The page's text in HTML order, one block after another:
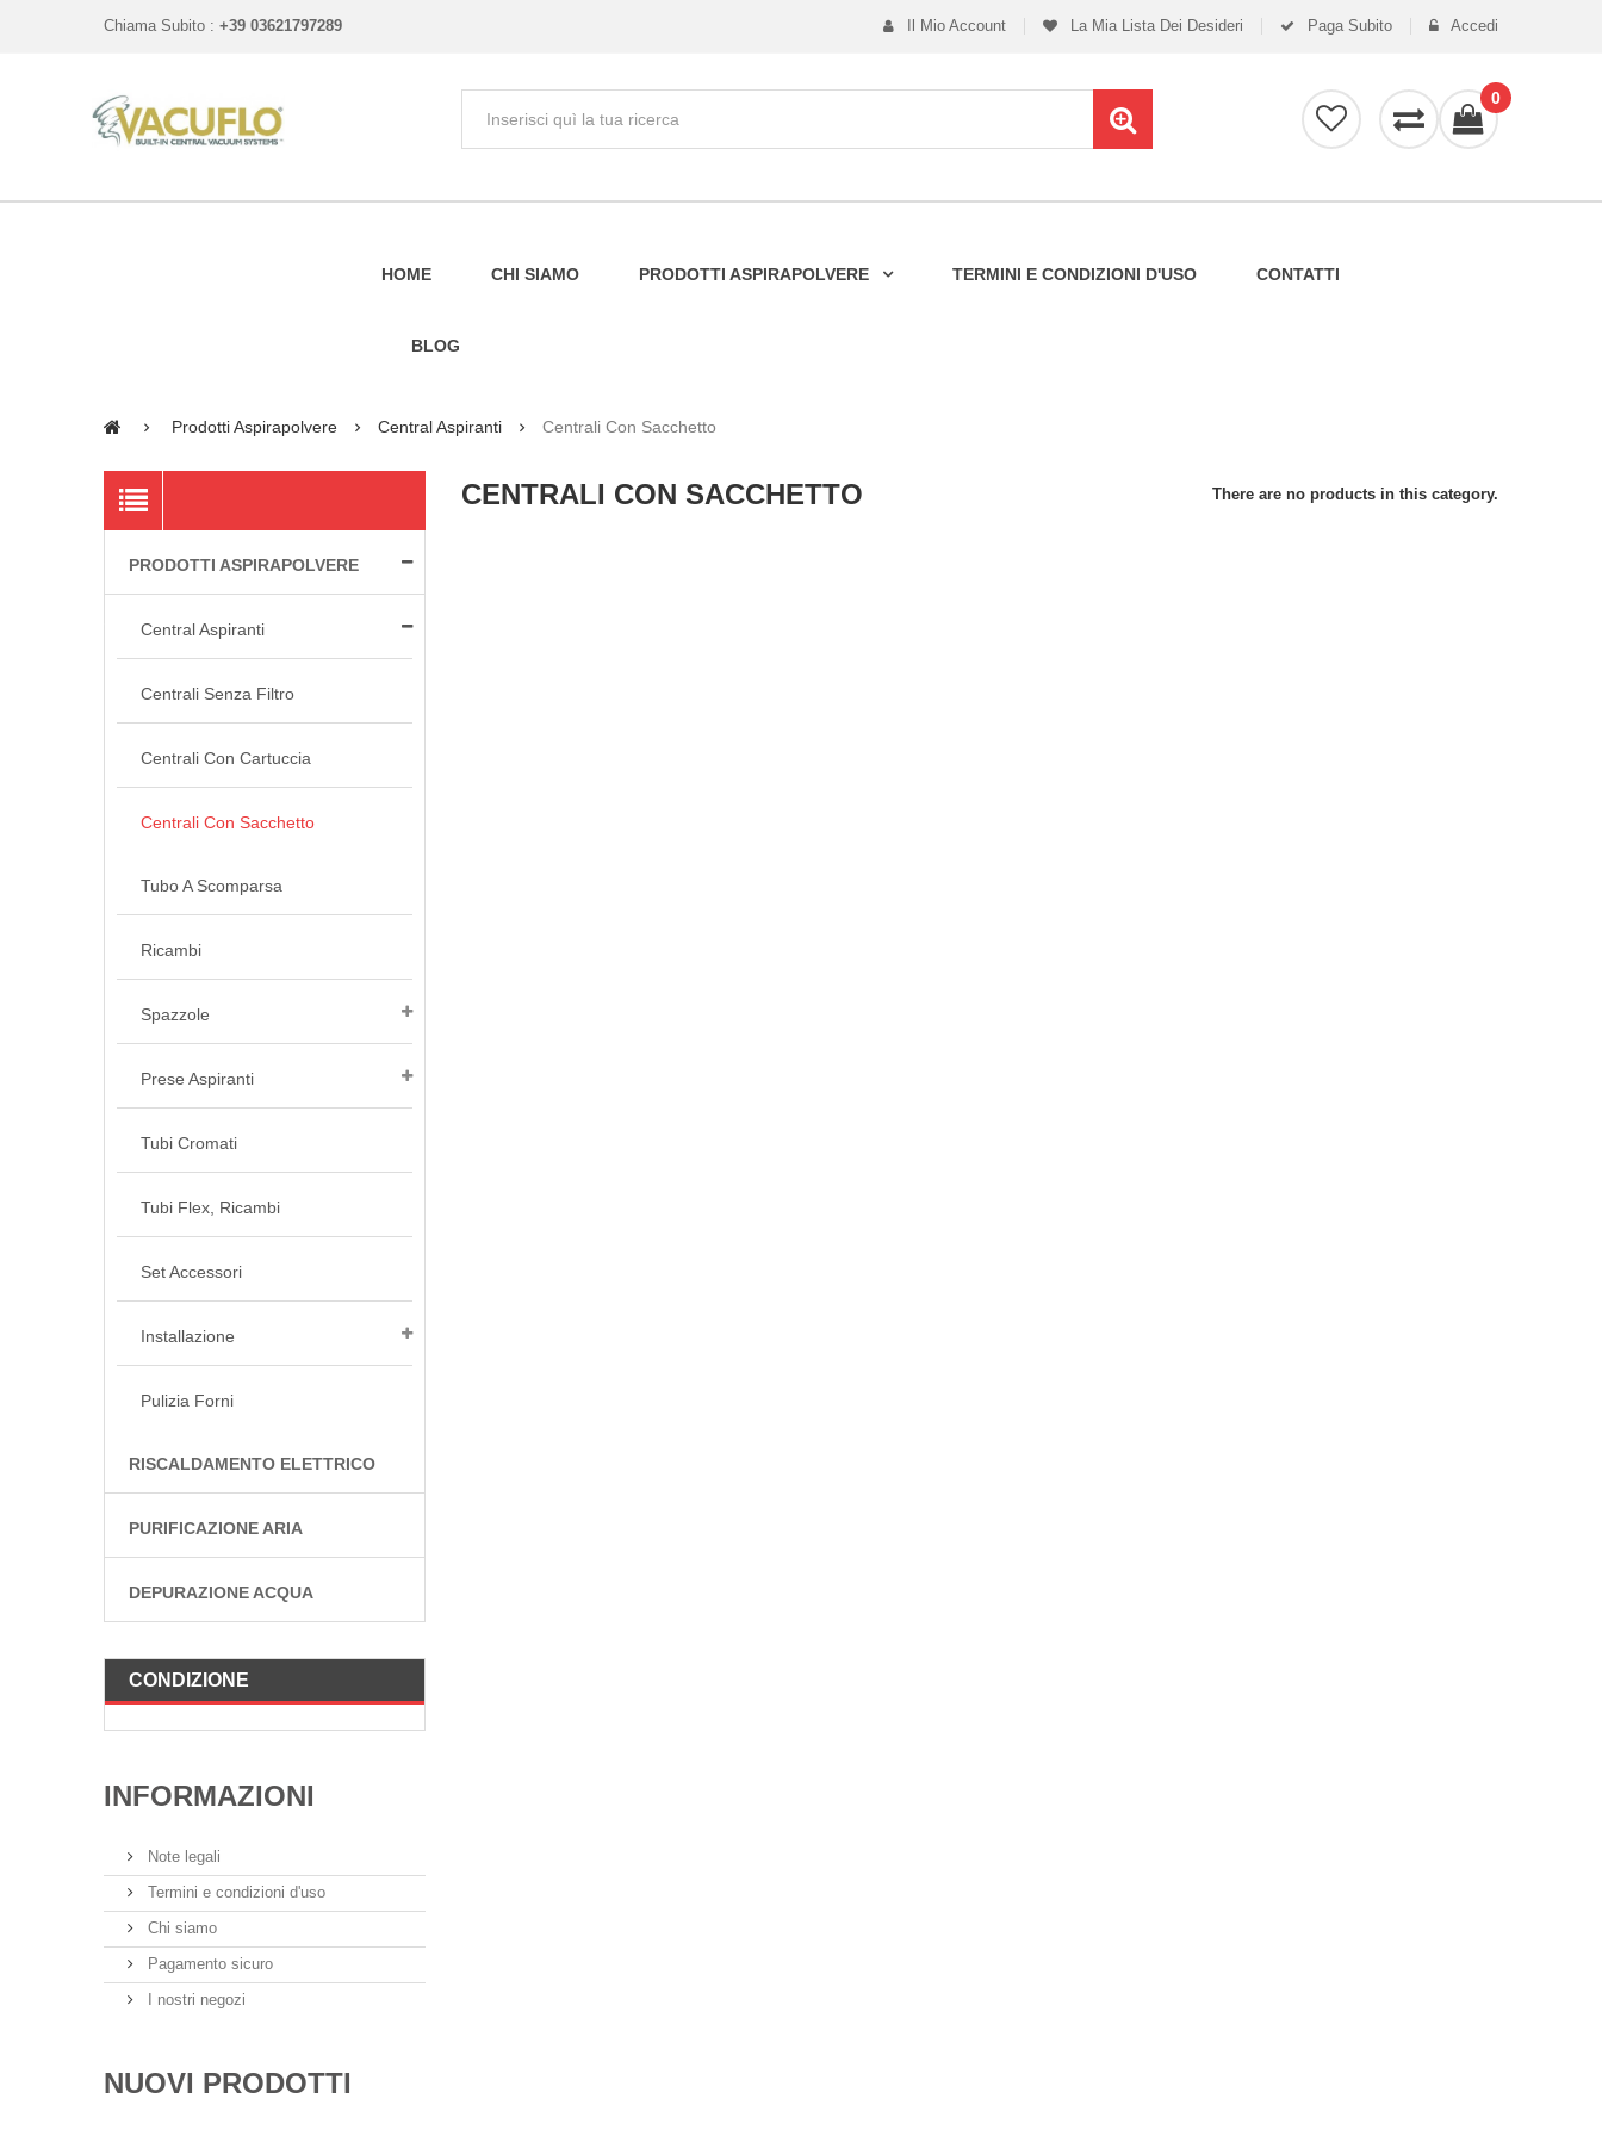
Il Mio Account La Mia Lista Dei Desideri Paga Subito Accedi
Chiama Subito : +39 03621797289
0
HOME CHI SIAMO PRODOTTI ASPIRAPOLVERE TERMINI E CONDIZIONI D'USO CONTATTI
BLOG
Prodotti Aspirapolvere Central Aspiranti Centrali Con Sacchetto
CENTRALI CON
SACCHETTO
PRODOTTI ASPIRAPOLVERE
Central Aspiranti
Centrali Senza Filtro
Centrali Con Cartuccia
Centrali Con Sacchetto
Tubo A Scomparsa
Ricambi
Spazzole
Prese Aspiranti
Tubi Cromati
Tubi Flex, Ricambi
Set Accessori
Installazione
Pulizia Forni
RISCALDAMENTO ELETTRICO
PURIFICAZIONE ARIA
DEPURAZIONE ACQUA
CONDIZIONE
INFORMAZIONI
Note legali
Termini e condizioni d'uso
Chi siamo
Pagamento sicuro
I nostri negozi
NUOVI PRODOTTI
CENTRALI CON SACCHETTO There are no products in this category.